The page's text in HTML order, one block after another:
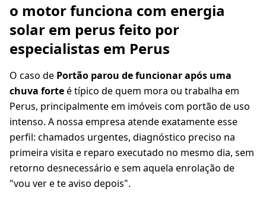
o motor funciona com energia
solar em perus feito por
especialistas em Perus
O caso de Portão parou de funcionar após uma
chuva forteé típico de quem mora ou trabalha em
Perus, principalmente em imóveis com portão de uso
intenso. A nossa empresa atende exatamente esse
perfil: chamados urgentes, diagnóstico preciso na
primeira visita e reparo executado no mesmo dia, sem
retorno desnecessário e sem aquela enrolação de
"vou ver e te aviso depois".